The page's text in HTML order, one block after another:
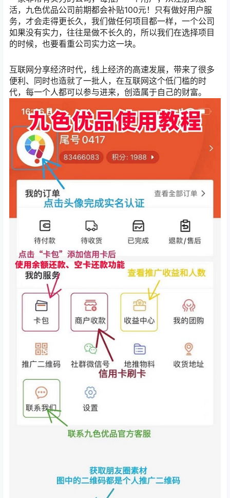
活，九色优品公司前期都会补贴100元！只有做好用户服
务，才会走得更长久，我们做任何项目都一样，一个公司
如果没有实力，往往是做不长久的，所以我们在选择项目
的时候，也要看重公司实力这一块。
互联网分享经济时代，线上经济的高速发展，带来了很多
便利、同时也造就了一批人，在互联网这个低门槛的时
代，每一个人都可以参与进来，创造属于自己的财富。